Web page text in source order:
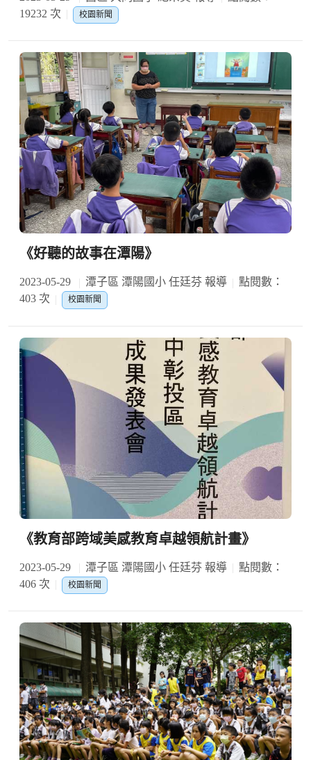
19232 次
校園新聞
《好聽的故事在潭陽》
2023-05-29 潭子區 潭陽國小 任廷芬 報導
點閱數：
403 次
校園新聞
《教育部跨域美感教育卓越領航計畫》
2023-05-29 潭子區 潭陽國小 任廷芬 報導
點閱數：
406 次
校園新聞